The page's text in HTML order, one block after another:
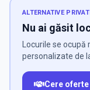
ALTERNATIVE
Nu ai găsit
Locurile se
personalizate de
Cere